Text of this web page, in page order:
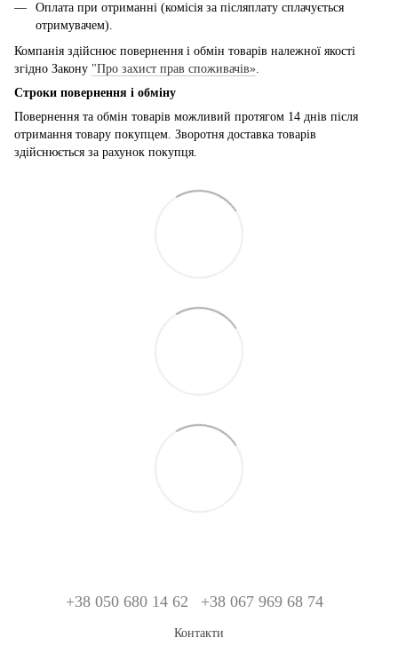
Оплата при отриманні (комісія за післяплату сплачується
отримувачем).
Компанія здійснює повернення і обмін товарів належної якості
згідно Закону "Про захист прав споживачів»
Строки повернення і обміну
Повернення та обмін товарів можливий протягом 14 днів після
отримання товару покупцем. Зворотня доставка товарів
здійснюється за рахунок покупця.
+38 050 680 14 62 +38 067 969 68 74
Контакти